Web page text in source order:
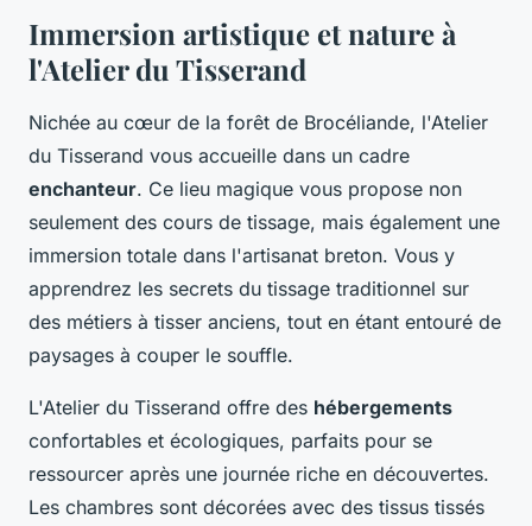
Immersion artistique et nature à
l'Atelier du Tisserand
Nichée au cœur de la forêt de Brocéliande, l'Atelier
du Tisserand vous accueille dans un cadre
enchanteur. Ce lieu magique vous propose non
seulement des cours de tissage, mais également une
immersion totale dans l'artisanat breton. Vous y
apprendrez les secrets du tissage traditionnel sur
des métiers à tisser anciens, tout en étant entouré de
paysages à couper le souffle.
L'Atelier du Tisserand offre des hébergements
confortables et écologiques, parfaits pour se
ressourcer après une journée riche en découvertes.
Les chambres sont décorées avec des tissus tissés